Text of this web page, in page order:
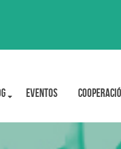
Eventos